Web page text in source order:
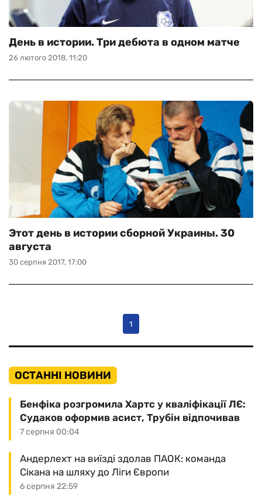
26 лютого 2018, 11:20
День в истории. Три дебюта в одном матче
30 серпня 2017, 17:00
Этот день в истории сборной Украины. 30
августа
1
ОСТАННІ НОВИНИ
7 серпня 00:04
Бенфіка розгромила Хартс у кваліфікації ЛЄ:
Судаков оформив асист, Трубін відпочивав
6 серпня 22:59
Андерлехт на виїзді здолав ПАОК: команда
Сікана на шляху до Ліги Європи